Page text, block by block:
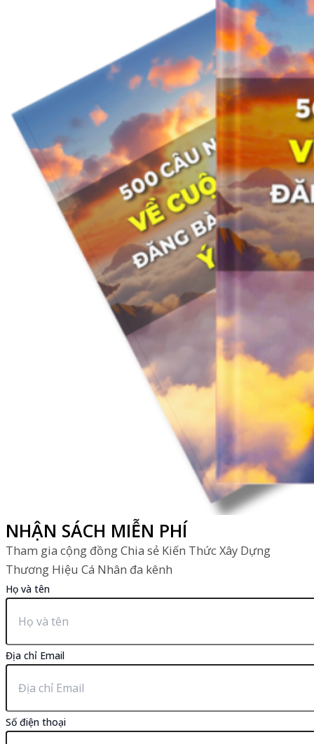
NHẬN SÁCH MIỄN PHÍ
Tham gia cộng đồng Chia sẻ Kiến Thức Xây Dựng
Thương Hiệu Cá Nhân đa kênh
Họ và tên
Địa chỉ Email
Số điện thoại